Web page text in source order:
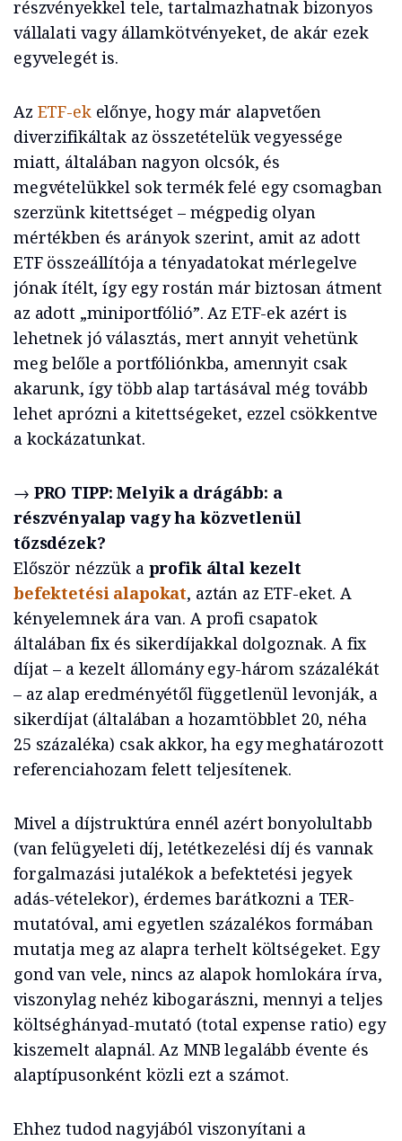
részvényekkel tele, tartalmazhatnak bizonyos
vállalati vagy államkötvényeket, de akár ezek
egyvelegét is.
Az ETF-ek előnye, hogy már alapvetően
diverzifikáltak az összetételük vegyessége
miatt, általában nagyon olcsók, és
megvételükkel sok termék felé egy csomagban
szerzünk kitettséget – mégpedig olyan
mértékben és arányok szerint, amit az adott
ETF összeállítója a tényadatokat mérlegelve
jónak ítélt, így egy rostán már biztosan átment
az adott „miniportfólió”. Az ETF-ek azért is
lehetnek jó választás, mert annyit vehetünk
meg belőle a portfóliónkba, amennyit csak
akarunk, így több alap tartásával még tovább
lehet aprózni a kitettségeket, ezzel csökkentve
a kockázatunkat.
→ PRO TIPP: Melyik a drágább: a
részvényalap vagy ha közvetlenül
tőzsdézek?
Először nézzük a profik által kezelt
befektetési alapokat, aztán az ETF-eket. A
kényelemnek ára van. A profi csapatok
általában fix és sikerdíjakkal dolgoznak. A fix
díjat – a kezelt állomány egy-három százalékát
– az alap eredményétől függetlenül levonják, a
sikerdíjat (általában a hozamtöbblet 20, néha
25 százaléka) csak akkor, ha egy meghatározott
referenciahozam felett teljesítenek.
Mivel a díjstruktúra ennél azért bonyolultabb
(van felügyeleti díj, letétkezelési díj és vannak
forgalmazási jutalékok a befektetési jegyek
adás-vételekor), érdemes barátkozni a TER-
mutatóval, ami egyetlen százalékos formában
mutatja meg az alapra terhelt költségeket. Egy
gond van vele, nincs az alapok homlokára írva,
viszonylag nehéz kibogarászni, mennyi a teljes
költséghányad-mutató (total expense ratio) egy
kiszemelt alapnál. Az MNB legalább évente és
alaptípusonként közli ezt a számot.
Ehhez tudod nagyjából viszonyítani a